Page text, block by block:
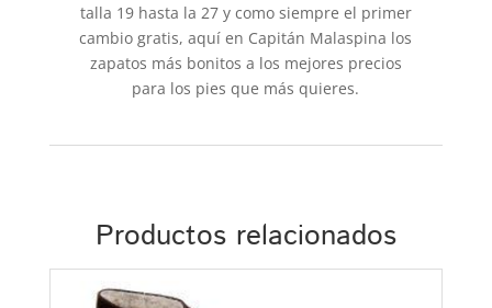
talla 19 hasta la 27 y como siempre el primer
cambio gratis, aquí en Capitán Malaspina los
zapatos más bonitos a los mejores precios
para los pies que más quieres.
Productos relacionados